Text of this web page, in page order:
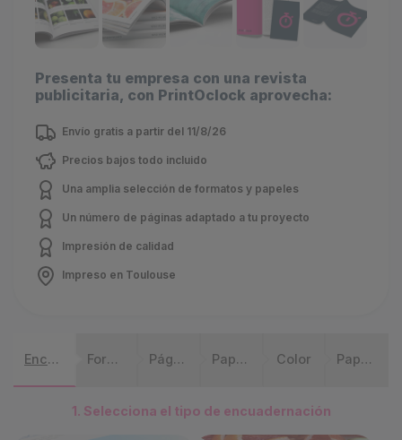
Presenta tu empresa con una revista
publicitaria, con PrintOclock aprovecha:
Envío gratis a partir del 11/8/26
Precios bajos todo incluido
Una amplia selección de formatos y papeles
Un número de páginas adaptado a tu proyecto
Impresión de calidad
Impreso en Toulouse
Encuadernación Format Páginas Papel interior Color Papel de portada
1. Selecciona el tipo de encuadernación